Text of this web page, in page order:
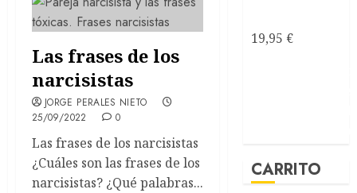
Las frases de los
narcisistas
JORGE PERALES NIETO
25/09/2022
0
Las frases de los narcisistas
¿Cuáles son las frases de los
narcisistas? ¿Qué palabras...
19,95 €
CARRITO